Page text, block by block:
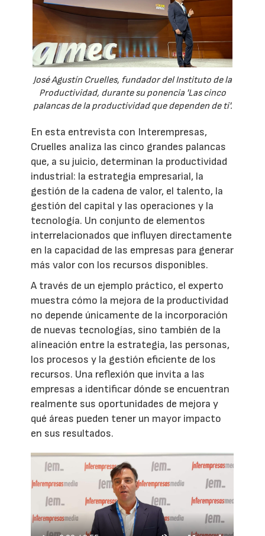
José Agustín Cruelles, fundador del Instituto de la
Productividad, durante su ponencia 'Las cinco
palancas de la productividad que dependen de ti'.
En esta entrevista con Interempresas,
Cruelles analiza las cinco grandes palancas
que, a su juicio, determinan la productividad
industrial: la estrategia empresarial, la
gestión de la cadena de valor, el talento, la
gestión del capital y las operaciones y la
tecnología. Un conjunto de elementos
interrelacionados que influyen directamente
en la capacidad de las empresas para generar
más valor con los recursos disponibles.
A través de un ejemplo práctico, el experto
muestra cómo la mejora de la productividad
no depende únicamente de la incorporación
de nuevas tecnologías, sino también de la
alineación entre la estrategia, las personas,
los procesos y la gestión eficiente de los
recursos. Una reflexión que invita a las
empresas a identificar dónde se encuentran
realmente sus oportunidades de mejora y
qué áreas pueden tener un mayor impacto
en sus resultados.